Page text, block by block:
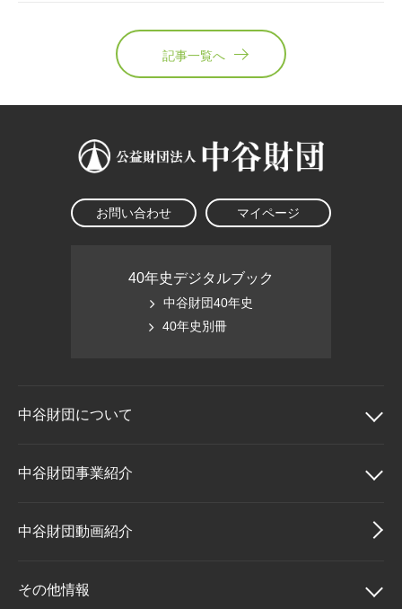
記事一覧へ
お問い合わせ マイページ
40年史デジタルブック
中谷財団40年史
40年史別冊
中谷財団について
中谷財団について
理事長挨拶
設立趣意書
中谷財団事業紹介
中谷財団事業紹介
中谷賞
中谷財団動画紹介
その他情報